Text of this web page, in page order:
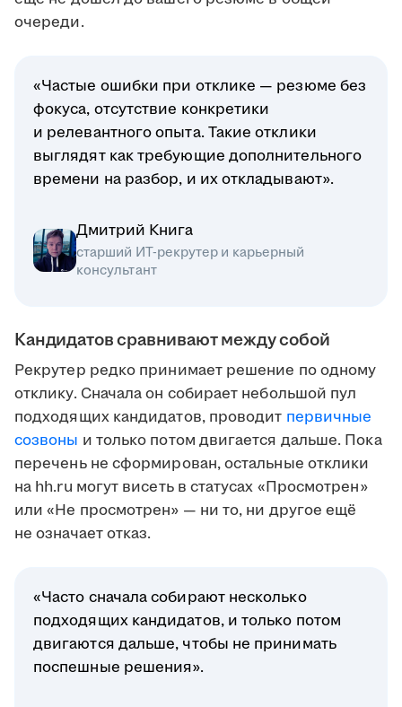
очереди.
«Частые ошибки при отклике — резюме без
фокуса, отсутствие конкретики
и релевантного опыта. Такие отклики
выглядят как требующие дополнительного
времени на разбор, и их откладывают».
Дмитрий Книга
старший ИТ-рекрутер и карьерный
консультант
Кандидатов сравнивают между собой
Рекрутер редко принимает решение по одному
отклику. Сначала он собирает небольшой пул
подходящих кандидатов, проводит первичные
созвоны и только потом двигается дальше. Пока
перечень не сформирован, остальные отклики
на hh.ru могут висеть в статусах «Просмотрен»
или «Не просмотрен» — ни то, ни другое ещё
не означает отказ.
«Часто сначала собирают несколько
подходящих кандидатов, и только потом
двигаются дальше, чтобы не принимать
поспешные решения».